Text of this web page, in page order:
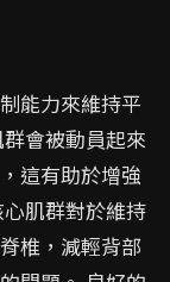
能力來維持平
會被動員起來
這有助於增強
肌群對於維持
椎，減輕背部